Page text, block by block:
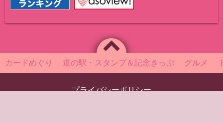
カードめぐり 道の駅・スタンプ＆記念きっぷ グルメ
プライバシーポリシー